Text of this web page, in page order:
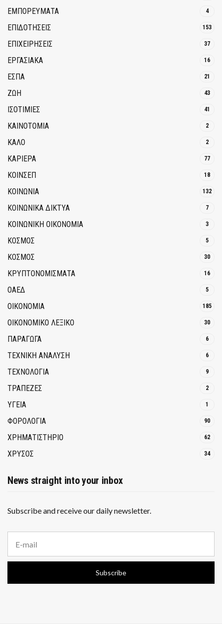
ΕΜΠΟΡΕΥΜΑΤΑ 4
ΕΠΙΔΟΤΗΣΕΙΣ 153
ΕΠΙΧΕΙΡΗΣΕΙΣ 37
ΕΡΓΑΣΙΑΚΑ 16
ΕΣΠΑ 21
ΖΩΗ 43
ΙΣΟΤΙΜΙΕΣ 41
ΚΑΙΝΟΤΟΜΊΑ 2
ΚΑΛΟ 2
ΚΑΡΙΕΡΑ 77
ΚΟΙΝΣΕΠ 18
ΚΟΙΝΩΝΙΑ 132
ΚΟΙΝΩΝΙΚΆ ΔΊΚΤΥΑ 7
ΚΟΙΝΩΝΙΚΉ ΟΙΚΟΝΟΜΊΑ 3
ΚΟΣΜΟΣ 5
ΚΟΣΜΟΣ 30
ΚΡΥΠΤΟΝΟΜΊΣΜΑΤΑ 16
ΟΑΕΔ 5
ΟΙΚΟΝΟΜΙΑ 185
ΟΙΚΟΝΟΜΙΚΟ ΛΕΞΙΚΟ 30
ΠΑΡΑΓΩΓΑ 6
ΤΕΧΝΙΚΗ ΑΝΑΛΥΣΗ 6
ΤΕΧΝΟΛΟΓΙΑ 9
ΤΡΆΠΕΖΕΣ 2
ΥΓΕΙΑ 1
ΦΟΡΟΛΟΓΙΑ 90
ΧΡΗΜΑΤΙΣΤΗΡΙΟ 62
ΧΡΥΣΟΣ 34
News straight into your inbox
Subscribe and receive our daily newsletter.
a
i
a
Subscribe